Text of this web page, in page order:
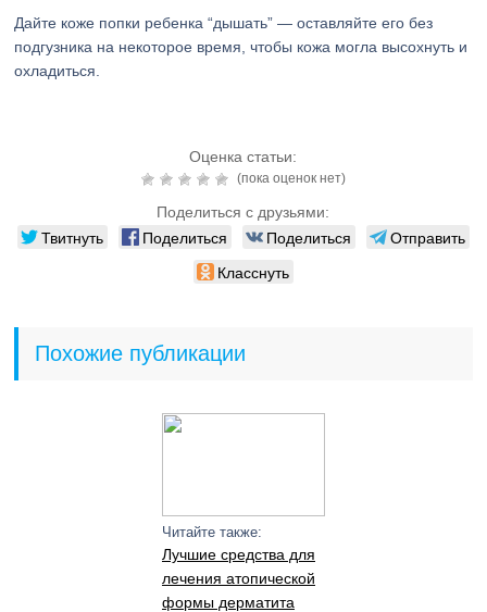
Дайте коже попки ребенка “дышать” — оставляйте его без
подгузника на некоторое время, чтобы кожа могла высохнуть и
охладиться.
Оценка статьи:
(пока оценок нет)
Поделиться с друзьями:
Твитнуть Поделиться Поделиться
Отправить
Класснуть
Похожие публикации
Читайте также:
Лучшие средства для
лечения атопической
формы дерматита